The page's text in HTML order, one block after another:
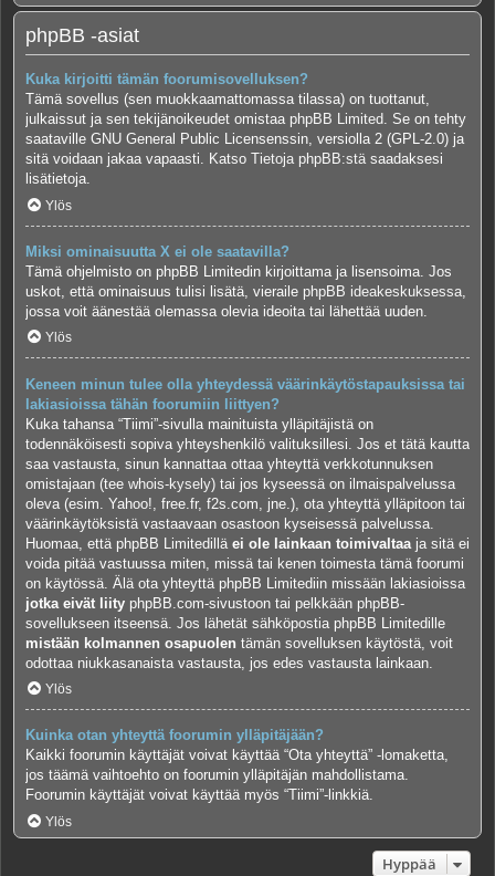
phpBB -asiat
Kuka kirjoitti tämän foorumisovelluksen?
Tämä sovellus (sen muokkaamattomassa tilassa) on tuottanut,
julkaissut ja sen tekijänoikeudet omistaa phpBB Limited. Se on tehty
saataville GNU General Public Licensenssin, versiolla 2 (GPL-2.0) ja
sitä voidaan jakaa vapaasti. Katso Tietoja phpBB:stäsaadaksesi
lisätietoja.
Ylös
Miksi ominaisuutta X ei ole saatavilla?
Tämä ohjelmisto on phpBB Limitedin kirjoittama ja lisensoima. Jos
uskot, että ominaisuus tulisi lisätä, vieraile phpBB ideakeskuksessa
jossa voit äänestää olemassa olevia ideoita tai lähettää uuden.
Ylös
Keneen minun tulee olla yhteydessä väärinkäytöstapauksissa tai
lakiasioissa tähän foorumiin liittyen?
Kuka tahansa “Tiimi”-sivulla mainituista ylläpitäjistä on
todennäköisesti sopiva yhteyshenkilö valituksillesi. Jos et tätä kautta
saa vastausta, sinun kannattaa ottaa yhteyttä verkkotunnuksen
omistajaan (tee whois-kysely) tai jos kyseessä on ilmaispalvelussa
oleva (esim. Yahoo!, free.fr, f2s.com, jne.), ota yhteyttä ylläpitoon tai
väärinkäytöksistä vastaavaan osastoon kyseisessä palvelussa.
Huomaa, että phpBB Limitedillä ei ole lainkaan toimivaltaa ja sitä ei
voida pitää vastuussa miten, missä tai kenen toimesta tämä foorumi
on käytössä. Älä ota yhteyttä phpBB Limitediin missään lakiasioissa
jotka eivät liity phpBB.com-sivustoon tai pelkkään phpBB-
sovellukseen itseensä. Jos lähetät sähköpostia phpBB Limitedille
mistään kolmannen osapuolen tämän sovelluksen käytöstä, voit
odottaa niukkasanaista vastausta, jos edes vastausta lainkaan.
Ylös
Kuinka otan yhteyttä foorumin ylläpitäjään?
Kaikki foorumin käyttäjät voivat käyttää “Ota yhteyttä” -lomaketta,
jos täämä vaihtoehto on foorumin ylläpitäjän mahdollistama.
Foorumin käyttäjät voivat käyttää myös “Tiimi”-linkkiä.
Ylös
Hyppää